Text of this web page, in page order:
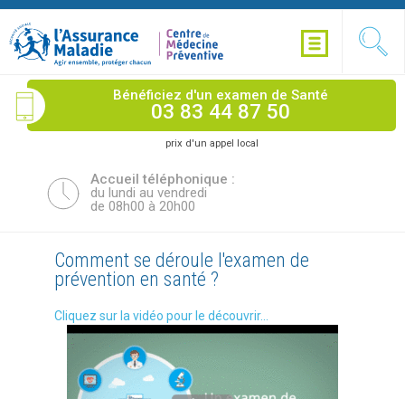
Bénéficiez d'un examen de Santé
03 83 44 87 50
prix d'un appel local
Accueil téléphonique :
du lundi au vendredi
de 08h00 à 20h00
Le CMP, un organisme certifié qualité
ISO 9001
Entreprise certifiée ISO 9001 pour les activités :
Examen de Prévention en Santé & offres de santé
publique Sites certifiés : Vandoeuvre-lès-Nancy,
Saint-Dizier, Verdun, Epinal.
engagement qualité
Comment se déroule l'examen de
prévention en santé ?
Cliquez sur la vidéo pour le découvrir...
Le CMP, un organisme certifié qualité
ISO 9001
Entreprise certifiée ISO 9001 pour les activités :
Examen de Prévention en Santé & offres de santé
publique Sites certifiés : Vandoeuvre-lès-Nancy,
Saint-Dizier, Verdun, Epinal.
engagement qualité
Comment se déroule l'examen de
prévention en santé ?
Cliquez sur la vidéo pour le découvrir...